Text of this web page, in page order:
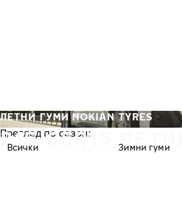
215/65R15
ЛЕТНИ ГУМИ NOKIAN TYRES
Преглед по сезон:
Всички Зимни гуми